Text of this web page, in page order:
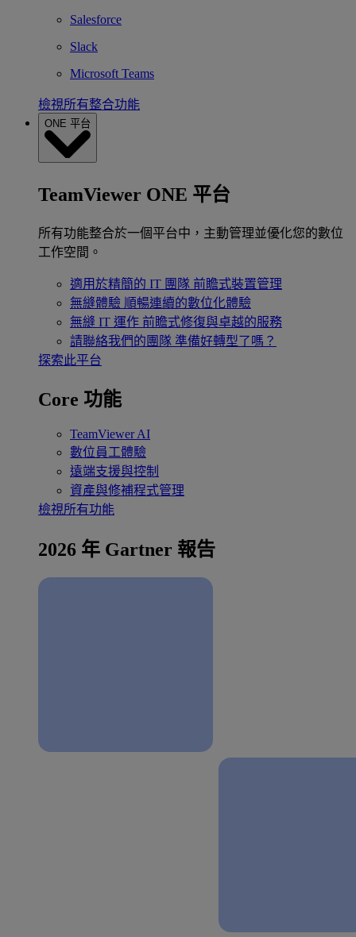
Salesforce
Slack
Microsoft Teams
檢視所有整合功能
ONE 平台
TeamViewer ONE 平台
所有功能整合於一個平台中，主動管理並優化您的數位
工作空間。
適用於精簡的 IT 團隊 前瞻式裝置管理
無縫體驗 順暢連續的數位化體驗
無縫 IT 運作 前瞻式修復與卓越的服務
請聯絡我們的團隊 準備好轉型了嗎？
探索此平台
Core 功能
TeamViewer AI
數位員工體驗
遠端支援與控制
資產與修補程式管理
檢視所有功能
2026 年 Gartner 報告